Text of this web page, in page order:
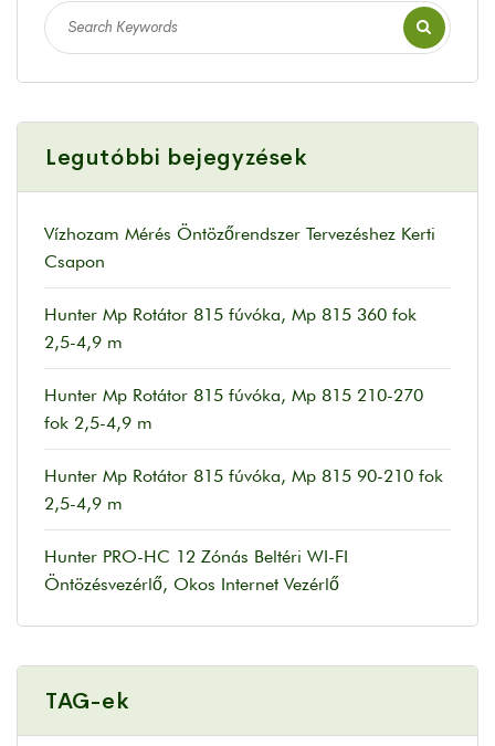
Legutóbbi bejegyzések
Vízhozam Mérés Öntözőrendszer Tervezéshez Kerti
Csapon
Hunter Mp Rotátor 815 fúvóka, Mp 815 360 fok
2,5-4,9 m
Hunter Mp Rotátor 815 fúvóka, Mp 815 210-270
fok 2,5-4,9 m
Hunter Mp Rotátor 815 fúvóka, Mp 815 90-210 fok
2,5-4,9 m
Hunter PRO-HC 12 Zónás Beltéri WI-FI
Öntözésvezérlő, Okos Internet Vezérlő
TAG-ek